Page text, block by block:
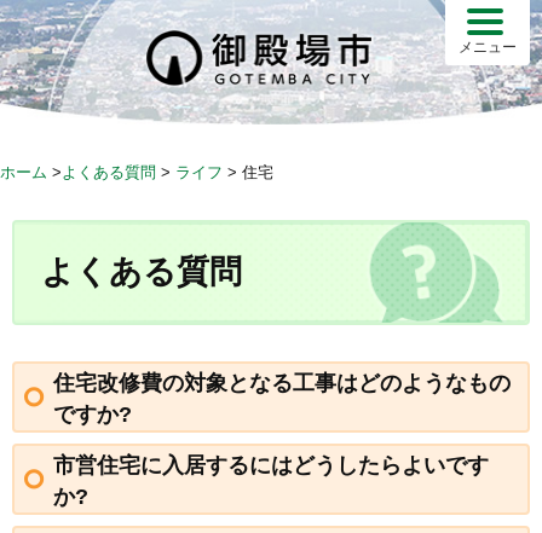
S
k
i
p
メニュー
ホーム > よくある質問 > ライフ > 住宅
よくある質問
住宅改修費の対象となる工事はどのようなもの
ですか?
市営住宅に入居するにはどうしたらよいです
か?